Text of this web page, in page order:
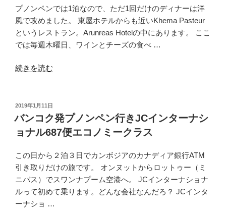
る”
の
ホ
テ
ル
2
目
泊”
の
プノンペンでは1泊なので、ただ1回だけのディナーは洋
風で攻めました。 東屋ホテルからも近いKhema Pasteur
というレストラン。Arunreas Hotelの中にあります。 ここ
では毎週木曜日、ワインとチーズの食べ …
“プ
ペ
ン
Khema
Pasteur
の
ワ
イ
ン
続きを読む
投
日:
2019年1月11日
バンコク発プノンペン行きJCインターナシ
ョナル687便エコノミークラス
この日から２泊３日でカンボジアのカナディア銀行ATM
引き取りだけの旅です。 オンヌットからロットゥー（ミ
ニバス）でスワンナプーム空港へ。 JCインターナショナ
ルって初めて乗ります。どんな会社なんだろ？ JCインタ
ーナショ …